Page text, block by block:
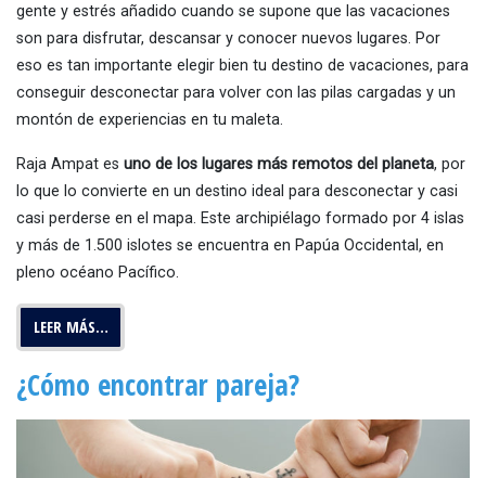
gente y estrés añadido cuando se supone que las vacaciones
son para disfrutar, descansar y conocer nuevos lugares. Por
eso es tan importante elegir bien tu destino de vacaciones, para
conseguir desconectar para volver con las pilas cargadas y un
montón de experiencias en tu maleta.
Raja Ampat es uno de los lugares más remotos del planeta, por
lo que lo convierte en un destino ideal para desconectar y casi
casi perderse en el mapa. Este archipiélago formado por 4 islas
y más de 1.500 islotes se encuentra en Papúa Occidental, en
pleno océano Pacífico.
LEER MÁS…
¿Cómo encontrar pareja?